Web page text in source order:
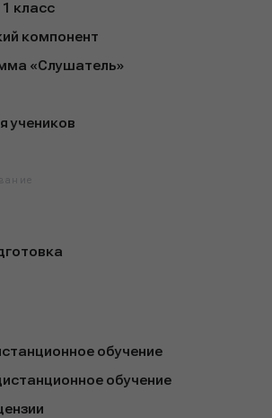
класс
компонент
«Слушатель»
учеников
обучение
обучение